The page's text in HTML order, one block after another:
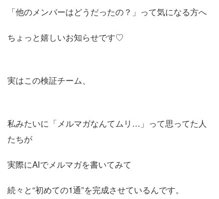
「他のメンバーはどうだったの？」って気になる方へ
ちょっと嬉しいお知らせです♡
実はこの検証チーム、
私みたいに「メルマガなんてムリ…」って思ってた人
たちが
実際にAIでメルマガを書いてみて
続々と“初めての1通”を完成させているんです。